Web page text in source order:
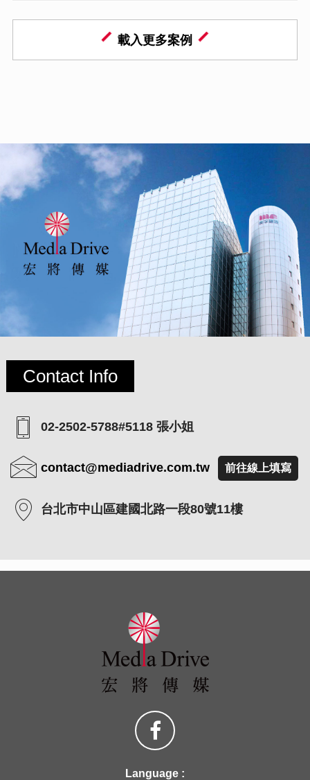
載入更多案例
Contact Info
02-2502-5788#5118 張小姐
contact@mediadrive.com.tw 前往線上填寫
台北市中山區建國北路一段80號11樓
Language :